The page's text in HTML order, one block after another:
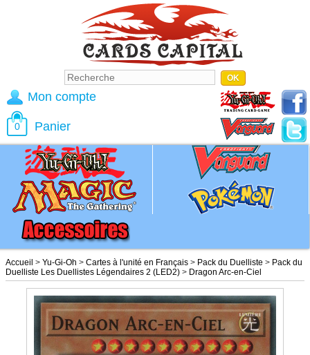
Accueil > Yu-Gi-Oh > Cartes à l'unité en Français > Pack du Duelliste > Pack du
Duelliste Les Duellistes Légendaires 2 (LED2) > Dragon Arc-en-Ciel
Mon compte
0 Panier